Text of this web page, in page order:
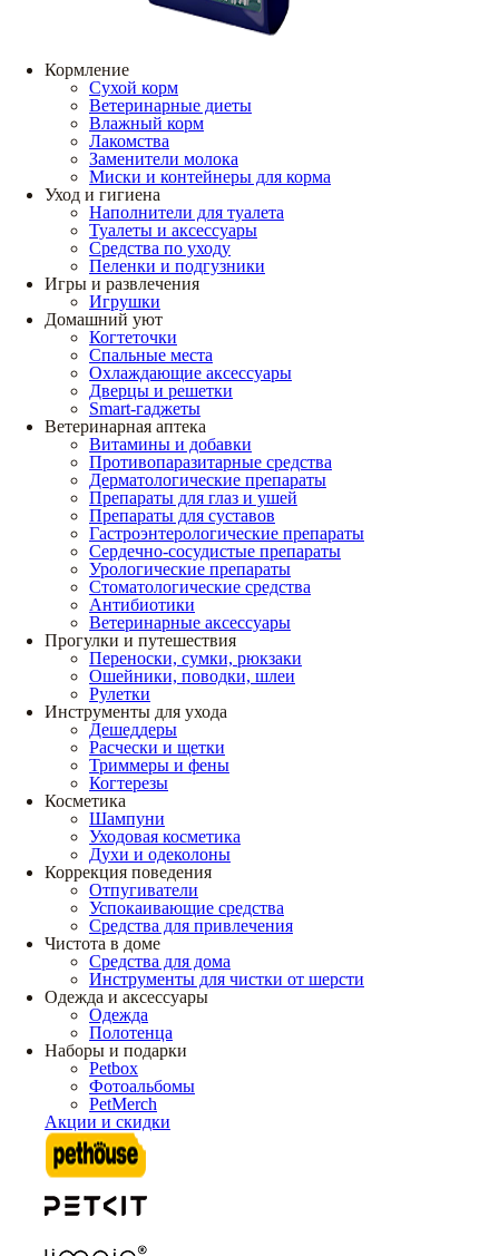
Кормление
Сухой корм
Ветеринарные диеты
Влажный корм
Лакомства
Заменители молока
Миски и контейнеры для корма
Уход и гигиена
Наполнители для туалета
Туалеты и аксессуары
Средства по уходу
Пеленки и подгузники
Игры и развлечения
Игрушки
Домашний уют
Когтеточки
Спальные места
Охлаждающие аксессуары
Дверцы и решетки
Smart-гаджеты
Ветеринарная аптека
Витамины и добавки
Противопаразитарные средства
Дерматологические препараты
Препараты для глаз и ушей
Препараты для суставов
Гастроэнтерологические препараты
Сердечно-сосудистые препараты
Урологические препараты
Стоматологические средства
Антибиотики
Ветеринарные аксессуары
Прогулки и путешествия
Переноски, сумки, рюкзаки
Ошейники, поводки, шлеи
Рулетки
Инструменты для ухода
Дешеддеры
Расчески и щетки
Триммеры и фены
Когтерезы
Косметика
Шампуни
Уходовая косметика
Духи и одеколоны
Коррекция поведения
Отпугиватели
Успокаивающие средства
Средства для привлечения
Чистота в доме
Средства для дома
Инструменты для чистки от шерсти
Одежда и аксессуары
Одежда
Полотенца
Наборы и подарки
Petbox
Фотоальбомы
PetMerch
Акции и скидки